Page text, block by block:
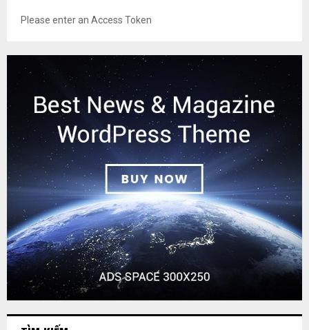
Please enter an Access Token